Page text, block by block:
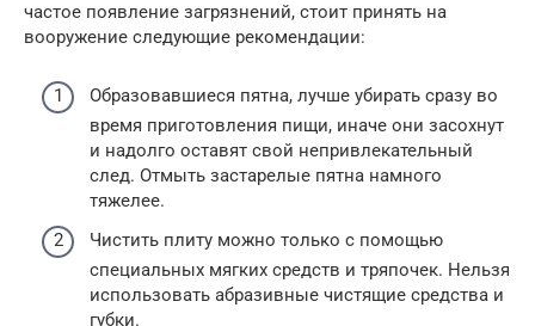
частое появление загрязнений, стоит принять на
вооружение следующие рекомендации:
Образовавшиеся пятна, лучше убирать сразу во
время приготовления пищи, иначе они засохнут
и надолго оставят свой непривлекательный
след. Отмыть застарелые пятна намного
тяжелее.
Чистить плиту можно только с помощью
специальных мягких средств и тряпочек. Нельзя
использовать абразивные чистящие средства и
губки.